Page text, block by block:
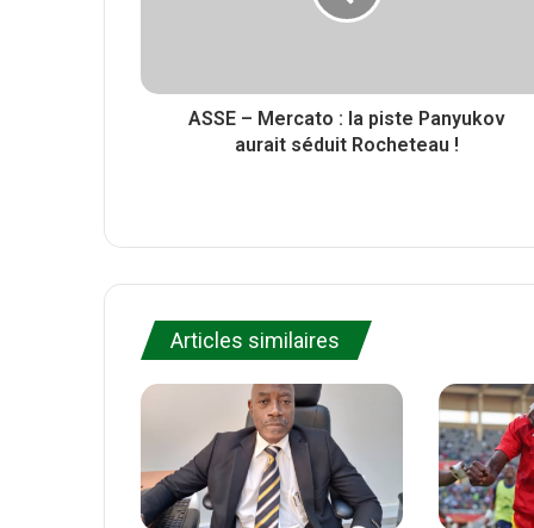
ASSE – Mercato : la piste Panyukov
aurait séduit Rocheteau !
Articles similaires